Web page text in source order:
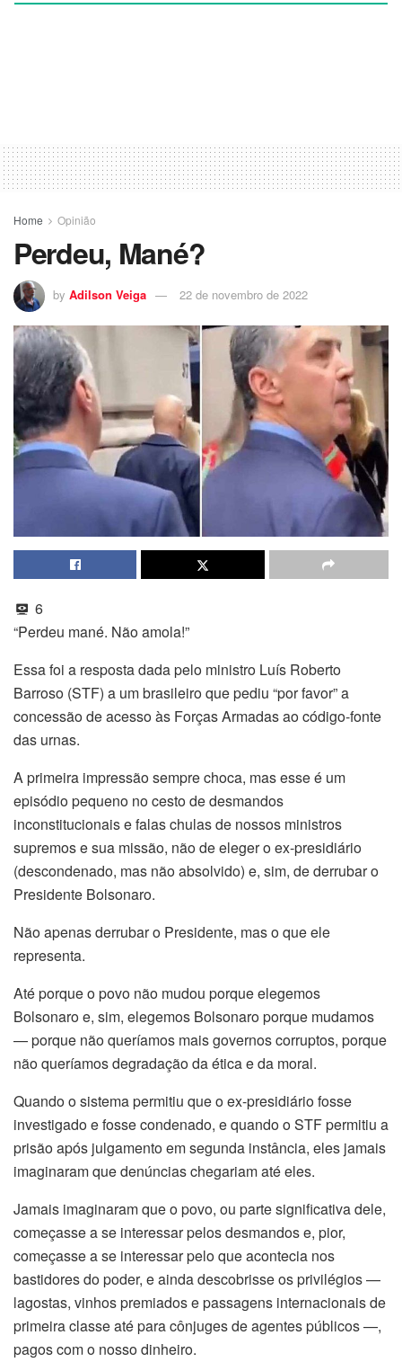
Home Opinião
Perdeu, Mané?
by Adilson Veiga 22 de novembro de 2022
6
“Perdeu mané. Não amola!”
Essa foi a resposta dada pelo ministro Luís Roberto
Barroso (STF) a um brasileiro que pediu “por favor” a
concessão de acesso às Forças Armadas ao código-fonte
das urnas.
A primeira impressão sempre choca, mas esse é um
episódio pequeno no cesto de desmandos
inconstitucionais e falas chulas de nossos ministros
supremos e sua missão, não de eleger o ex-presidiário
(descondenado, mas não absolvido) e, sim, de derrubar o
Presidente Bolsonaro.
Não apenas derrubar o Presidente, mas o que ele
representa.
Até porque o povo não mudou porque elegemos
Bolsonaro e, sim, elegemos Bolsonaro porque mudamos
— porque não queríamos mais governos corruptos, porque
não queríamos degradação da ética e da moral.
Quando o sistema permitiu que o ex-presidiário fosse
investigado e fosse condenado, e quando o STF permitiu a
prisão após julgamento em segunda instância, eles jamais
imaginaram que denúncias chegariam até eles.
Jamais imaginaram que o povo, ou parte significativa dele,
começasse a se interessar pelos desmandos e, pior,
começasse a se interessar pelo que acontecia nos
bastidores do poder, e ainda descobrisse os privilégios —
lagostas, vinhos premiados e passagens internacionais de
primeira classe até para cônjuges de agentes públicos —,
pagos com o nosso dinheiro.